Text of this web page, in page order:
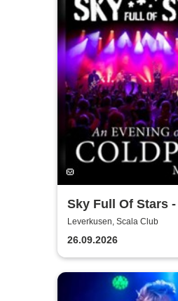
Sky Full Of Stars
Evening Of
Leverkusen, Scala Club
26.09.2026